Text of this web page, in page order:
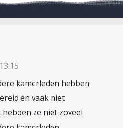
kamerleden hebben
en vaak niet
ze niet zoveel